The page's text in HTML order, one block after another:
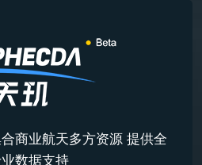
商业航天多方资源 提供全
数据支持